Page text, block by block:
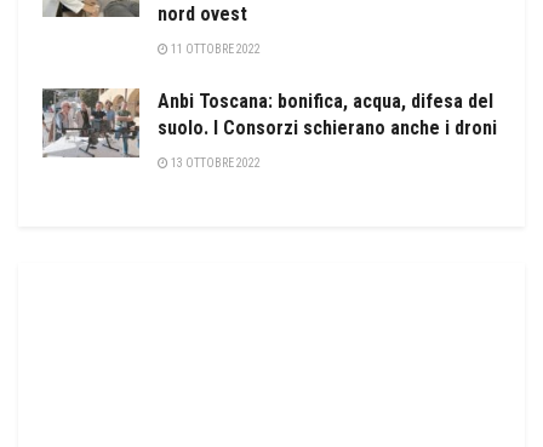
nord ovest
11 OTTOBRE 2022
Anbi Toscana: bonifica, acqua, difesa del
suolo. I Consorzi schierano anche i droni
13 OTTOBRE 2022